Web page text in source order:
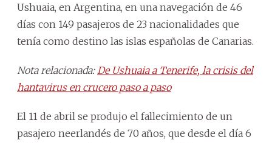
Ushuaia, en Argentina, en una navegación de 46
días con 149 pasajeros de 23 nacionalidades que
tenía como destino las islas españolas de Canarias.
Nota relacionada: De Ushuaia a Tenerife, la crisis del
hantavirus en crucero paso a paso
El 11 de abril se produjo el fallecimiento de un
pasajero neerlandés de 70 años, que desde el día 6